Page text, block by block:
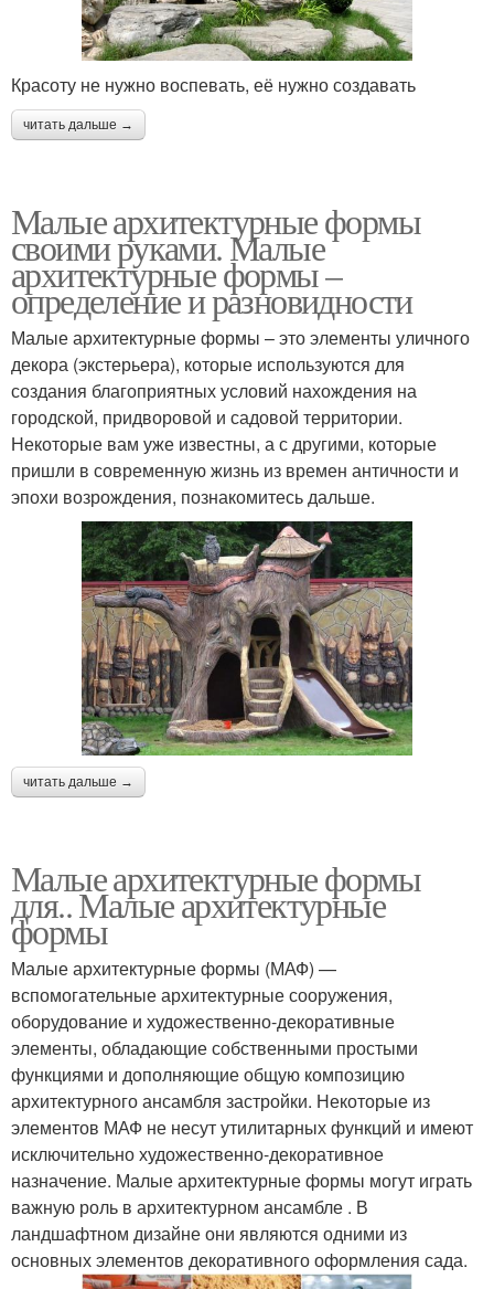
Красоту не нужно воспевать, её нужно создавать
читать дальше →
Малые архитектурные формы
своими руками. Малые
архитектурные формы –
определение и разновидности
Малые архитектурные формы – это элементы уличного
декора (экстерьера), которые используются для
создания благоприятных условий нахождения на
городской, придворовой и садовой территории.
Некоторые вам уже известны, а с другими, которые
пришли в современную жизнь из времен античности и
эпохи возрождения, познакомитесь дальше.
читать дальше →
Малые архитектурные формы
для.. Малые архитектурные
формы
Малые архитектурные формы (МАФ) —
вспомогательные архитектурные сооружения,
оборудование и художественно-декоративные
элементы, обладающие собственными простыми
функциями и дополняющие общую композицию
архитектурного ансамбля застройки. Некоторые из
элементов МАФ не несут утилитарных функций и имеют
исключительно художественно-декоративное
назначение. Малые архитектурные формы могут играть
важную роль в архитектурном ансамбле . В
ландшафтном дизайне они являются одними из
основных элементов декоративного оформления сада.